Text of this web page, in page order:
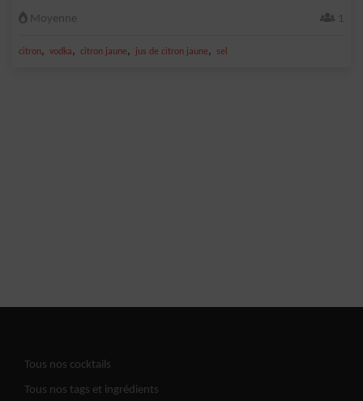
Moyenne 1
citron, vodka, citron jaune, jus de citron jaune, sel
Tous nos cocktails
Tous nos tags et ingrédients